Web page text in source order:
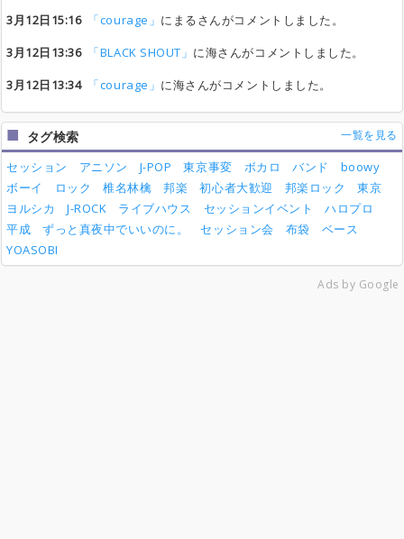
3月12日15:16
「courage」 にまるさんがコメントしました。
3月12日13:36
「BLACK SHOUT」 に海さんがコメントしました。
3月12日13:34
「courage」 に海さんがコメントしました。
タグ検索 一覧を見る
セッション アニソン J-POP 東京事変 ボカロ バンド
boowy
ボーイ
ロック 椎名林檎 邦楽 初心者大歓迎 邦楽ロック
東京
ヨルシカ
J-ROCK ライブハウス セッションイベント
ハロプロ
平成
ずっと真夜中でいいのに。 セッション会 布袋
ベース
YOASOBI
Ads by Google